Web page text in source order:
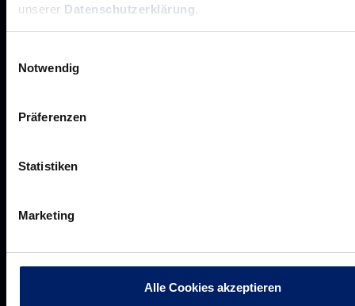
unserer Datenschutzerklärung.
Notwendig
Präferenzen
Statistiken
Marketing
Alle Cookies akzeptieren
Historie
Aufsichtsrat
Ansprechpartner*innen